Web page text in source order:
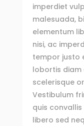
imperdiet
malesuada,
elementum
nisi, ac
tempor justo
lobortis diam
scelerisque
Vestibulum
quis
libero sed